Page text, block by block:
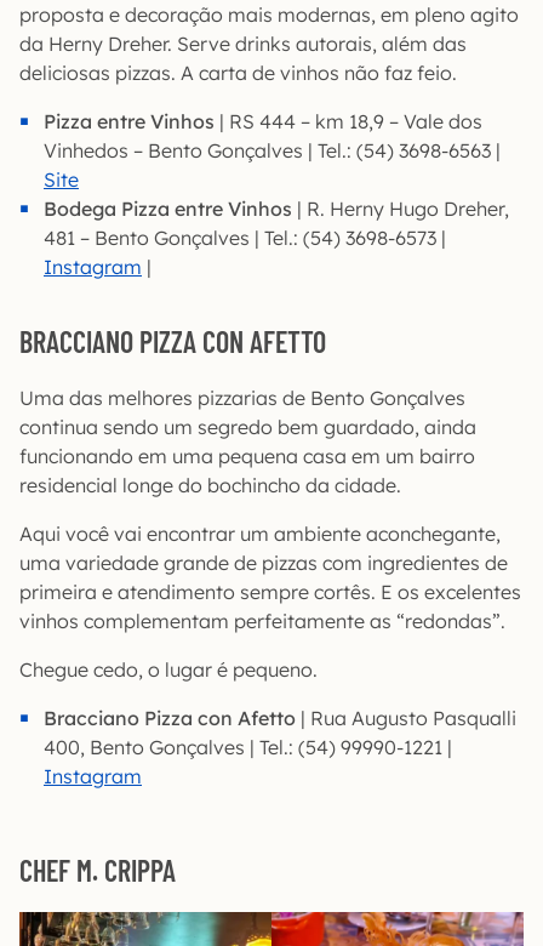
proposta e decoração mais modernas, em pleno agito
da Herny Dreher. Serve drinks autorais, além das
deliciosas pizzas. A carta de vinhos não faz feio.
Pizza entre Vinhos | RS 444 – km 18,9 – Vale dos
Vinhedos – Bento Gonçalves | Tel.: (54) 3698-6563 |
Site
Bodega Pizza entre Vinhos | R. Herny Hugo Dreher,
481 – Bento Gonçalves | Tel.: (54) 3698-6573 |
Instagram |
BRACCIANO PIZZA CON AFETTO
Uma das melhores pizzarias de Bento Gonçalves
continua sendo um segredo bem guardado, ainda
funcionando em uma pequena casa em um bairro
residencial longe do bochincho da cidade.
Aqui você vai encontrar um ambiente aconchegante,
uma variedade grande de pizzas com ingredientes de
primeira e atendimento sempre cortês. E os excelentes
vinhos complementam perfeitamente as “redondas”.
Chegue cedo, o lugar é pequeno.
Bracciano Pizza con Afetto | Rua Augusto Pasqualli
400, Bento Gonçalves | Tel.: (54) 99990-1221 |
Instagram
CHEF M. CRIPPA